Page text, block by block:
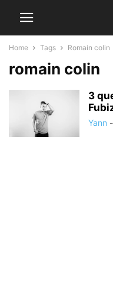
Home Tags Romain colin
romain colin
3
Yann -